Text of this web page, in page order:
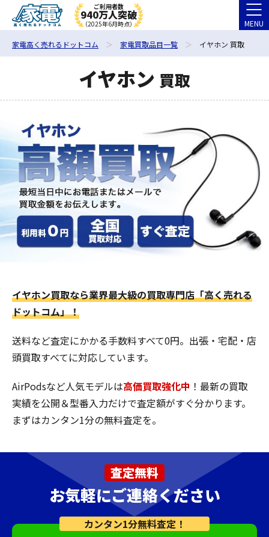
ご利用者数
940万人突破
（2025年6月時点） MENU
家電高く売れるドットコム 家電買取品目一覧 イヤホン 買取
イヤホン 買取
イヤホン買取なら業界最大級の買取専門店「高く売れる
ドットコム」！
送料など査定にかかる手数料すべて0円。出張・宅配・店
頭買取すべてに対応しています。
AirPodsなど人気モデルは高価買取強化中 ！最新の買取
実績を公開＆型番入力だけで査定額がすぐ分かります。
まずはカンタン1分の無料査定を。
査定無料
お気軽にご連絡ください
カンタン1分無料査定！